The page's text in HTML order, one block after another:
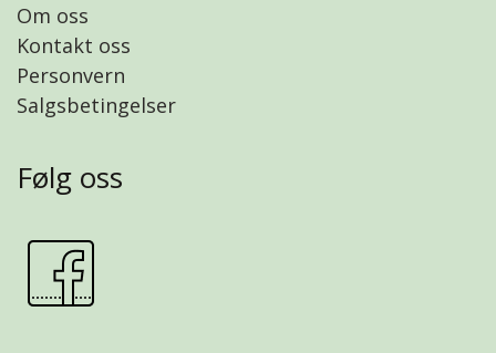
Om oss
Kontakt oss
Personvern
Salgsbetingelser
Følg oss